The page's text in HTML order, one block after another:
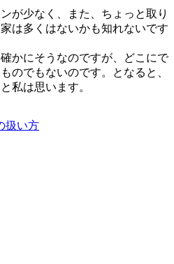
が少なく、また、ちょっと取り
は多くはないかも知れないです
かにそうなのですが、どこにで
のでもないのです。となると、
私は思います。
扱い方